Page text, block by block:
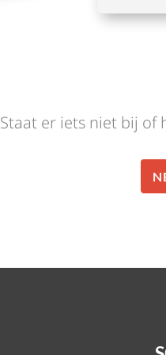
Staat er iets niet bij of